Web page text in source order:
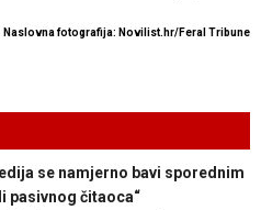
Naslovna fotografija: Novilist.hr/Feral Tribune
se namjerno bavi sporednim
pasivnog čitaoca“